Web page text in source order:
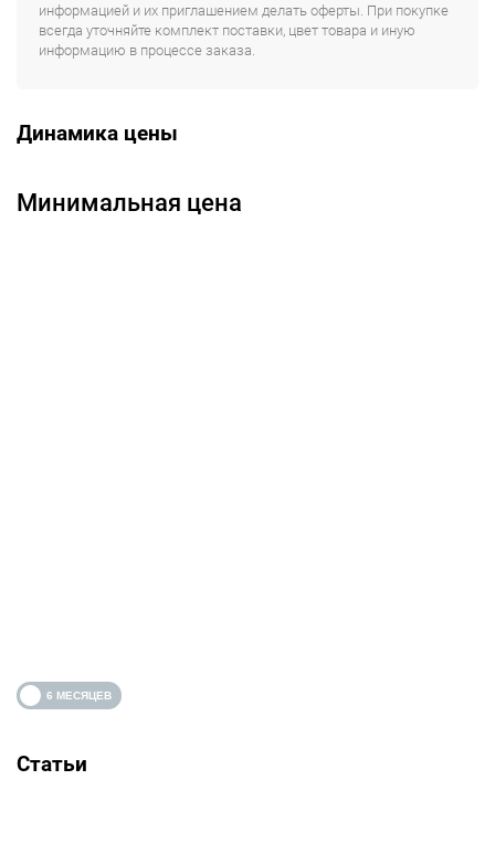
информацией и их приглашением делать оферты. При покупке
всегда уточняйте комплект поставки, цвет товара и иную
информацию в процессе заказа.
Динамика цены
Минимальная цена
Статьи